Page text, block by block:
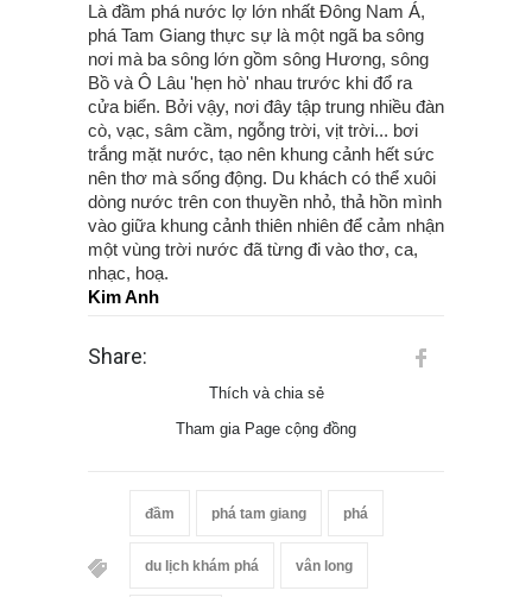
Là đầm phá nước lợ lớn nhất Đông Nam Á,
phá Tam Giang thực sự là một ngã ba sông
nơi mà ba sông lớn gồm sông Hương, sông
Bồ và Ô Lâu 'hẹn hò' nhau trước khi đổ ra
cửa biển. Bởi vậy, nơi đây tập trung nhiều đàn
cò, vạc, sâm cầm, ngỗng trời, vịt trời... bơi
trắng mặt nước, tạo nên khung cảnh hết sức
nên thơ mà sống động. Du khách có thể xuôi
dòng nước trên con thuyền nhỏ, thả hồn mình
vào giữa khung cảnh thiên nhiên để cảm nhận
một vùng trời nước đã từng đi vào thơ, ca,
nhạc, hoạ.
Kim Anh
Share:
Thích và chia sẻ
Tham gia Page cộng đồng
đầm phá tam giang phá
du lịch khám phá vân long